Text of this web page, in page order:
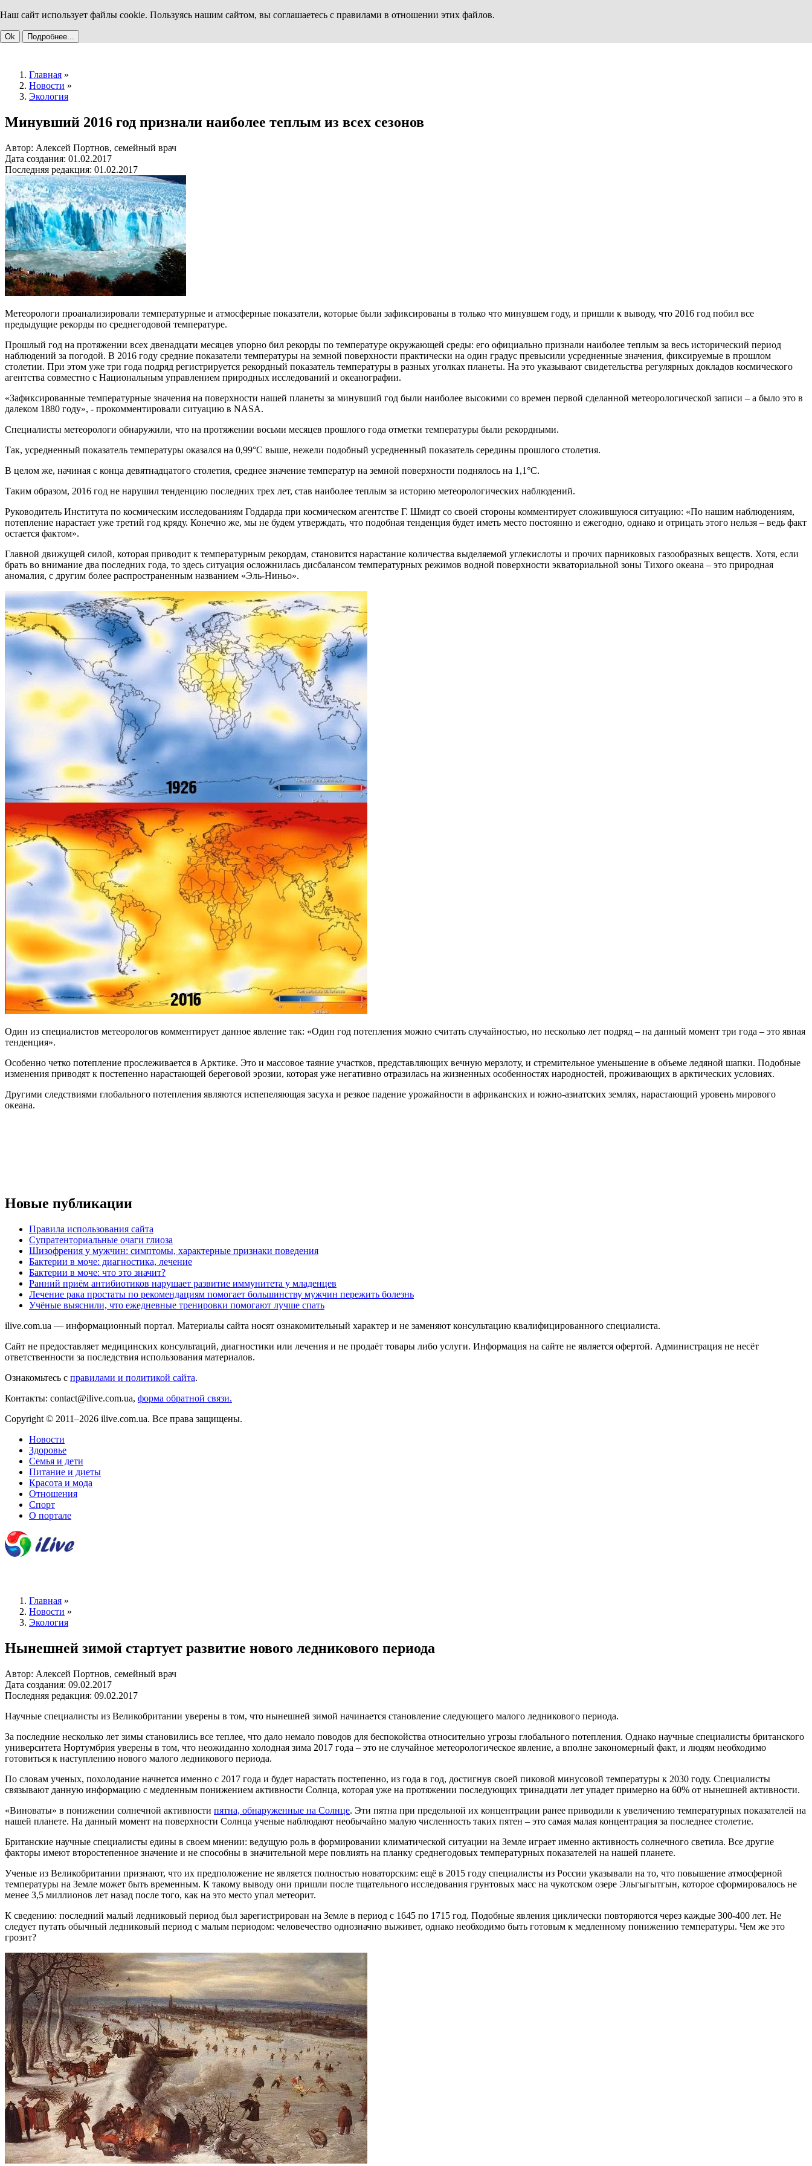
Наш сайт использует файлы cookie. Пользуясь нашим сайтом, вы соглашаетесь с правилами в отношении этих файлов.
Ok Подробнее...
Главная »
Новости »
Экология
Минувший 2016 год признали наиболее теплым из всех сезонов
Автор: Алексей Портнов, семейный врач
Дата создания: 01.02.2017
Последняя редакция: 01.02.2017
Метеорологи проанализировали температурные и атмосферные показатели, которые были зафиксированы в только что минувшем году, и пришли к выводу, что 2016 год побил все
предыдущие рекорды по среднегодовой температуре.
Прошлый год на протяжении всех двенадцати месяцев упорно бил рекорды по температуре окружающей среды: его официально признали наиболее теплым за весь исторический период
наблюдений за погодой. В 2016 году средние показатели температуры на земной поверхности практически на один градус превысили усредненные значения, фиксируемые в прошлом
столетии. При этом уже три года подряд регистрируется рекордный показатель температуры в разных уголках планеты. На это указывают свидетельства регулярных докладов космического
агентства совместно с Национальным управлением природных исследований и океанографии.
«Зафиксированные температурные значения на поверхности нашей планеты за минувший год были наиболее высокими со времен первой сделанной метеорологической записи – а было это в
далеком 1880 году», - прокомментировали ситуацию в NASA.
Специалисты метеорологи обнаружили, что на протяжении восьми месяцев прошлого года отметки температуры были рекордными.
Так, усредненный показатель температуры оказался на 0,99°C выше, нежели подобный усредненный показатель середины прошлого столетия.
В целом же, начиная с конца девятнадцатого столетия, среднее значение температур на земной поверхности поднялось на 1,1°C.
Таким образом, 2016 год не нарушил тенденцию последних трех лет, став наиболее теплым за историю метеорологических наблюдений.
Руководитель Института по космическим исследованиям Годдарда при космическом агентстве Г. Шмидт со своей стороны комментирует сложившуюся ситуацию: «По нашим наблюдениям,
потепление нарастает уже третий год кряду. Конечно же, мы не будем утверждать, что подобная тенденция будет иметь место постоянно и ежегодно, однако и отрицать этого нельзя – ведь факт
остается фактом».
Главной движущей силой, которая приводит к температурным рекордам, становится нарастание количества выделяемой углекислоты и прочих парниковых газообразных веществ. Хотя, если
брать во внимание два последних года, то здесь ситуация осложнилась дисбалансом температурных режимов водной поверхности экваториальной зоны Тихого океана – это природная
аномалия, с другим более распространенным названием «Эль-Ниньо».
Один из специалистов метеорологов комментирует данное явление так: «Один год потепления можно считать случайностью, но несколько лет подряд – на данный момент три года – это явная
тенденция».
Особенно четко потепление прослеживается в Арктике. Это и массовое таяние участков, представляющих вечную мерзлоту, и стремительное уменьшение в объеме ледяной шапки. Подобные
изменения приводят к постепенно нарастающей береговой эрозии, которая уже негативно отразилась на жизненных особенностях народностей, проживающих в арктических условиях.
Другими следствиями глобального потепления являются испепеляющая засуха и резкое падение урожайности в африканских и южно-азиатских землях, нарастающий уровень мирового
океана.
Новые публикации
Правила использования сайта
Супратенториальные очаги глиоза
Шизофрения у мужчин: симптомы, характерные признаки поведения
Бактерии в моче: диагностика, лечение
Бактерии в моче: что это значит?
Ранний приём антибиотиков нарушает развитие иммунитета у младенцев
Лечение рака простаты по рекомендациям помогает большинству мужчин пережить болезнь
Учёные выяснили, что ежедневные тренировки помогают лучше спать
ilive.com.ua — информационный портал. Материалы сайта носят ознакомительный характер и не заменяют консультацию квалифицированного специалиста.
Сайт не предоставляет медицинских консультаций, диагностики или лечения и не продаёт товары либо услуги. Информация на сайте не является офертой. Администрация не несёт
ответственности за последствия использования материалов.
Ознакомьтесь с правилами и политикой сайта.
Контакты: contact@ilive.com.ua, форма обратной связи.
Copyright © 2011–2026 ilive.com.ua. Все права защищены.
Новости
Здоровье
Семья и дети
Питание и диеты
Красота и мода
Отношения
Спорт
О портале
Главная »
Новости »
Экология
Нынешней зимой стартует развитие нового ледникового периода
Автор: Алексей Портнов, семейный врач
Дата создания: 09.02.2017
Последняя редакция: 09.02.2017
Научные специалисты из Великобритании уверены в том, что нынешней зимой начинается становление следующего малого ледникового периода.
За последние несколько лет зимы становились все теплее, что дало немало поводов для беспокойства относительно угрозы глобального потепления. Однако научные специалисты британского
университета Нортумбрия уверены в том, что неожиданно холодная зима 2017 года – это не случайное метеорологическое явление, а вполне закономерный факт, и людям необходимо
готовиться к наступлению нового малого ледникового периода.
По словам ученых, похолодание начнется именно с 2017 года и будет нарастать постепенно, из года в год, достигнув своей пиковой минусовой температуры к 2030 году. Специалисты
связывают данную информацию с медленным понижением активности Солнца, которая уже на протяжении последующих тринадцати лет упадет примерно на 60% от нынешней активности.
«Виноваты» в понижении солнечной активности пятна, обнаруженные на Солнце. Эти пятна при предельной их концентрации ранее приводили к увеличению температурных показателей на
нашей планете. На данный момент на поверхности Солнца ученые наблюдают необычайно малую численность таких пятен – это самая малая концентрация за последнее столетие.
Британские научные специалисты едины в своем мнении: ведущую роль в формировании климатической ситуации на Земле играет именно активность солнечного светила. Все другие
факторы имеют второстепенное значение и не способны в значительной мере повлиять на планку среднегодовых температурных показателей на нашей планете.
Ученые из Великобритании признают, что их предположение не является полностью новаторским: ещё в 2015 году специалисты из России указывали на то, что повышение атмосферной
температуры на Земле может быть временным. К такому выводу они пришли после тщательного исследования грунтовых масс на чукотском озере Эльгыгытгын, которое сформировалось не
менее 3,5 миллионов лет назад после того, как на это место упал метеорит.
К сведению: последний малый ледниковый период был зарегистрирован на Земле в период с 1645 по 1715 год. Подобные явления циклически повторяются через каждые 300-400 лет. Не
следует путать обычный ледниковый период с малым периодом: человечество однозначно выживет, однако необходимо быть готовым к медленному понижению температуры. Чем же это
грозит?